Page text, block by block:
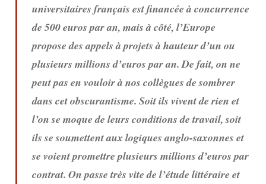
universitaires français est financée à concurrence
de 500 euros par an, mais à côté, l’Europe
propose des appels à projets à hauteur d’un ou
plusieurs millions d’euros par an. De fait, on ne
peut pas en vouloir à nos collègues de sombrer
dans cet obscurantisme. Soit ils vivent de rien et
l’on se moque de leurs conditions de travail, soit
ils se soumettent aux logiques anglo-saxonnes et
se voient promettre plusieurs millions d’euros par
contrat. On passe très vite de l’étude littéraire et